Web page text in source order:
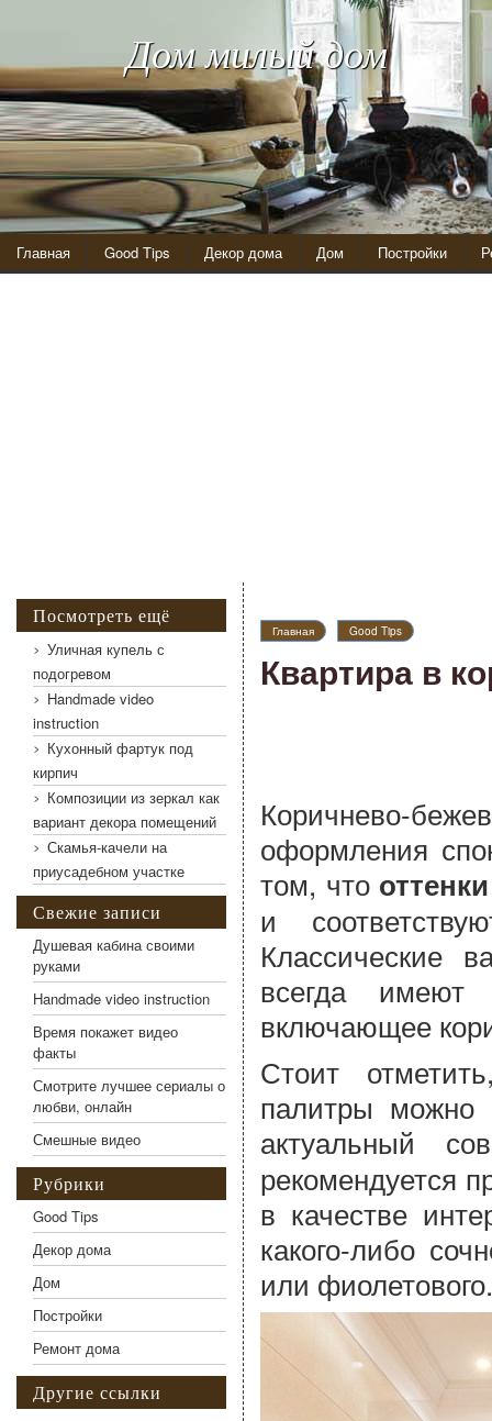
Дом милый дом
Главная Good Tips Декор дома Дом Постройки
Главная Good Tips
Квартира в
Коричнево-
оформления
том, что оттенки
и
Классические
всегда
включающее
Стоит
палитры можно
актуальный
рекомендуется
в качестве
какого-либо
или фиолетового.
Посмотреть ещё
Уличная купель с
подогревом
Handmade video
instruction
Кухонный фартук под
кирпич
Композиции из зеркал как
вариант декора помещений
Скамья-качели на
приусадебном участке
Свежие записи
Душевая кабина своими
руками
Handmade video instruction
Время покажет видео
факты
Смотрите лучшее сериалы о
любви, онлайн
Смешные видео
Рубрики
Good Tips
Декор дома
Дом
Постройки
Ремонт дома
Другие ссылки